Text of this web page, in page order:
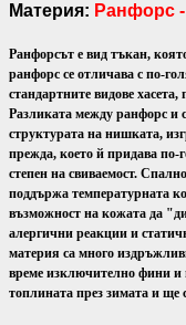
Материя: Ранфорс
Ранфорсът е вид тъкан,
ранфорс се отличава с по-
стандартните видове
Разликата между ранфорс и
структурата на нишката,
прежда, което й придава по-
степен на свиваемост.
поддържа температурната
възможност на кожата да
алергични реакции и
материя са много
време изключително фини и
топлината през зимата и ще